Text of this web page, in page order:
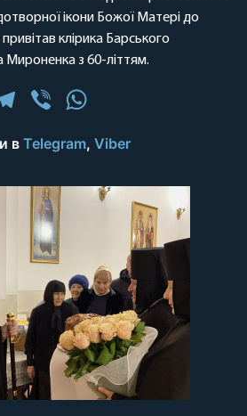
ікони Божої Матері до
клірика Барського
Мироненка з 60-літтям.
Telegram
Viber
в Telegram, Viber